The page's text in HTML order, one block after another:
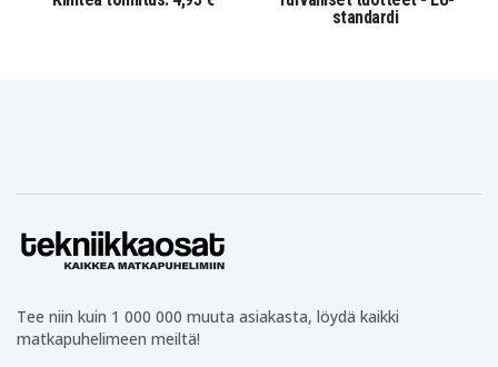
standardi
Tee niin kuin 1 000 000 muuta asiakasta, löydä kaikki
matkapuhelimeen meiltä!